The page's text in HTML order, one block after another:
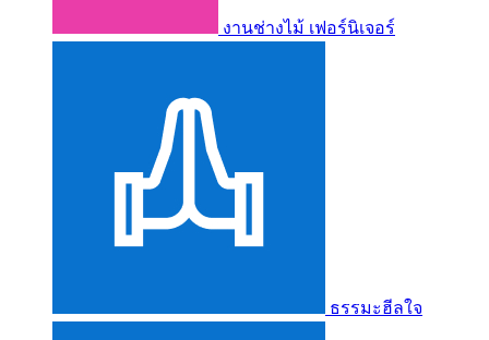
งานช่างไม้ เฟอร์นิเจอร์
ธรรมะฮีลใจ